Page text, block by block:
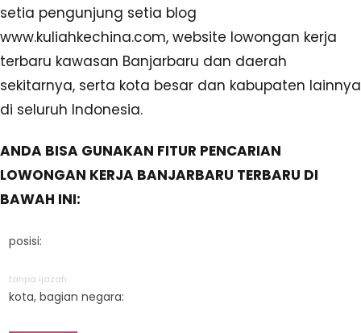
setia pengunjung setia blog
www.kuliahkechina.com, website lowongan kerja
terbaru kawasan Banjarbaru dan daerah
sekitarnya, serta kota besar dan kabupaten lainnya
di seluruh Indonesia.
ANDA BISA GUNAKAN FITUR PENCARIAN
LOWONGAN KERJA BANJARBARU TERBARU DI
BAWAH INI:
posisi:
tanpa ijazah
kota, bagian negara: